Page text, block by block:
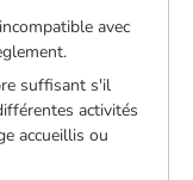
avec
suffisant s'il
activités
accueillis ou